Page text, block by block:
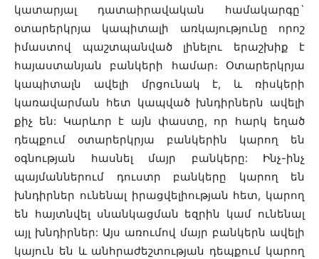
կատարյալ դատաիրավական համակարգը`
օտարերկրյա կապիտալի առկայությունը որոշ
իմաստով պաշտպանված լինելու երաշխիք է
հայաստանյան բանկերի համար։ Օտարերկրյա
կապիտալն ավելի մրցունակ է, և ռիսկերի
կառավարման հետ կապված խնդիրներն ավելի
քիչ են: Կարևոր է այն փաստը, որ հարկ եղած
դեպքում օտարերկրյա բանկերին կարող են
օգնության հասնել մայր բանկերը: Ինչ-ինչ
պայմաններում դուստր բանկերը կարող են
խնդիրներ ունենալ իրացվելիության հետ, կարող
են հայտնվել սնանկացման եզրին կամ ունենալ
այլ խնդիրներ: Այս առումով մայր բանկերն ավելի
կայուն են և անհրաժեշտության դեպքում կարող